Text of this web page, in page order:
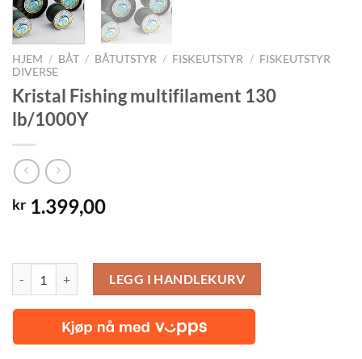
HJEM / BÅT / BÅTUTSTYR / FISKEUTSTYR / FISKEUTSTYR
DIVERSE
Kristal Fishing multifilament 130
lb/1000Y
kr 1.399,00
LEGG I HANDLEKURV